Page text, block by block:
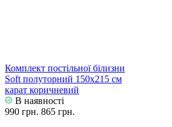
Комплект постільної білизни
Soft полуторний 150х215 см
карат коричневий
В наявності
990 грн. 865 грн.